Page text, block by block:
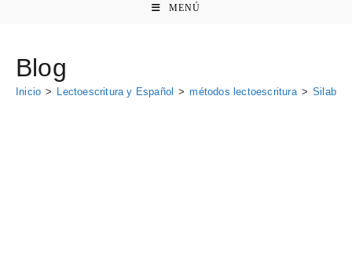
MENÚ
Blog
Inicio > Lectoescritura y Español > métodos lectoescritura > Silabas